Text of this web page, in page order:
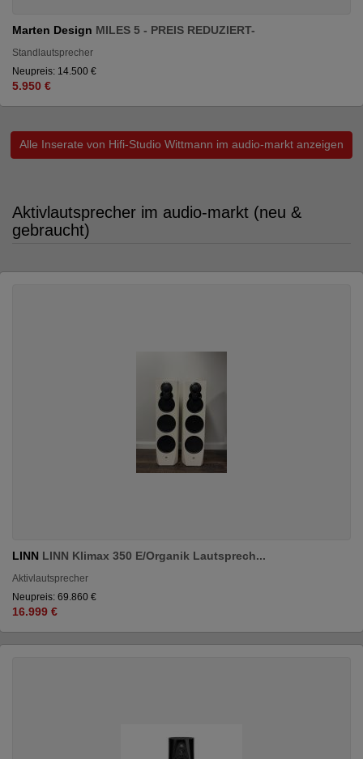
Marten Design MILES 5 - PREIS REDUZIERT-
Standlautsprecher
Neupreis: 14.500 €
5.950 €
Alle Inserate von Hifi-Studio Wittmann im audio-markt anzeigen
Aktivlautsprecher im audio-markt (neu &
gebraucht)
LINN LINN Klimax 350 E/Organik Lautsprech...
Aktivlautsprecher
Neupreis: 69.860 €
16.999 €